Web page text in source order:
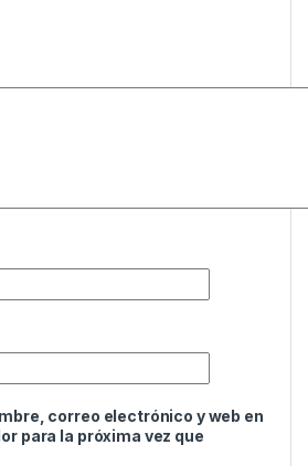
correo electrónico y web en
para la próxima vez que